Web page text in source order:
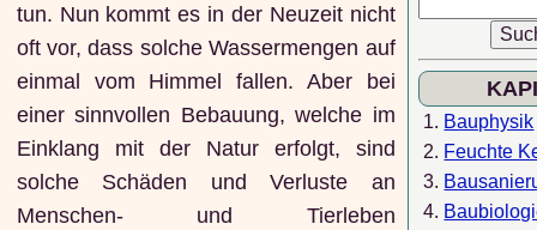
tun. Nun kommt es in der Neuzeit nicht
oft vor, dass solche Wassermengen auf
einmal vom Himmel fallen. Aber bei
einer sinnvollen Bebauung, welche im
Einklang mit der Natur erfolgt, sind
solche Schäden und Verluste an
Menschen- und Tierleben
1. Bauphysik
2. Feuchte
3.
4.